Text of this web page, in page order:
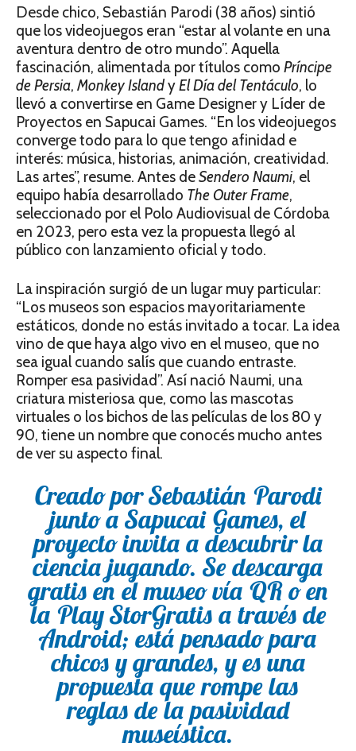
Desde chico, Sebastián Parodi (38 años) sintió
que los videojuegos eran “estar al volante en una
aventura dentro de otro mundo”. Aquella
fascinación, alimentada por títulos como Príncipe
de Persia, Monkey IslandyEl Día del Tentáculo, lo
llevó a convertirse en Game Designer y Líder de
Proyectos en Sapucai Games. “En los videojuegos
converge todo para lo que tengo afinidad e
interés: música, historias, animación, creatividad.
Las artes”, resume. Antes deSendero Naumi, el
equipo había desarrollado The Outer Frame,
seleccionado por el Polo Audiovisual de Córdoba
en 2023, pero esta vez la propuesta llegó al
público con lanzamiento oficial y todo.
La inspiración surgió de un lugar muy particular:
“Los museos son espacios mayoritariamente
estáticos, donde no estás invitado a tocar. La idea
vino de que haya algo vivo en el museo, que no
sea igual cuando salís que cuando entraste.
Romper esa pasividad”. Así nació Naumi, una
criatura misteriosa que, como las mascotas
virtuales o los bichos de las películas de los 80 y
90, tiene un nombre que conocés mucho antes
de ver su aspecto final.
Creado por Sebastián Parodi
junto a Sapucai Games, el
proyecto invita a descubrir la
ciencia jugando. Se descarga
gratis en el museo vía QR o en
la Play StorGratis a través de
Android; está pensado para
chicos y grandes, y es una
propuesta que rompe las
reglas de la pasividad
museística.